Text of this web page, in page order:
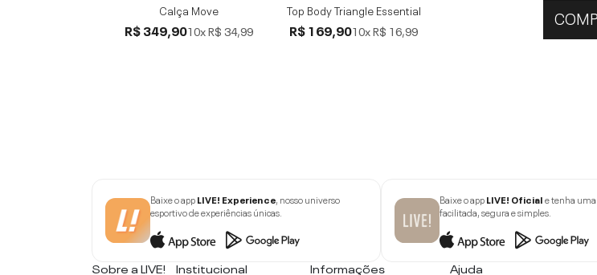
Calça Move
R$ 349,9010xR$ 34,99
Top Body Triangle Essential
R$ 169,9010xR$ 16,99
Baixe o appLIVE! Experience, nosso universo
esportivo de experiências únicas.
Baixe o appLIVE! Oficiale tenha
facilitada, segura e simples.
Sobre a LIVE! Institucional Informações Ajuda